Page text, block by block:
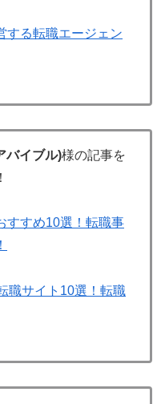
る転職エージェン
バイブル)様の記事を
すすめ10選！転職事
職サイト10選！転職